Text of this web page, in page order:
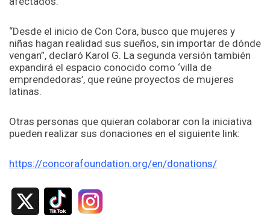
“Desde el inicio de Con Cora, busco que mujeres y
niñas hagan realidad sus sueños, sin importar de dónde
vengan”, declaró Karol G. La segunda versión también
expandirá el espacio conocido como ‘villa de
emprendedoras’, que reúne proyectos de mujeres
latinas.
Otras personas que quieran colaborar con la iniciativa
pueden realizar sus donaciones en el siguiente link:
https://concorafoundation.org/en/donations/